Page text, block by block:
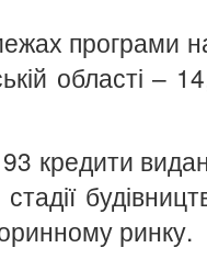
програми
області –
кредити
ринку.